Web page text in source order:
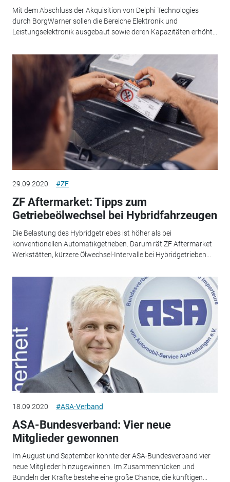
Mit dem Abschluss der Akquisition von Delphi Technologies
durch BorgWarner sollen die Bereiche Elektronik und
Leistungselektronik ausgebaut sowie deren Kapazitäten erhöht...
29.09.2020 #ZF
ZF Aftermarket: Tipps zum
Getriebeölwechsel bei Hybridfahrzeugen
Die Belastung des Hybridgetriebes ist höher als bei
konventionellen Automatikgetrieben. Darum rät ZF Aftermarket
Werkstätten, kürzere Ölwechsel-Intervalle bei Hybridgetrieben...
18.09.2020 #ASA-Verband
ASA-Bundesverband: Vier neue
Mitglieder gewonnen
Im August und September konnte der ASA-Bundesverband vier
neue Mitglieder hinzugewinnen. Im Zusammenrücken und
Bündeln der Kräfte bestehe eine große Chance, die künftigen...